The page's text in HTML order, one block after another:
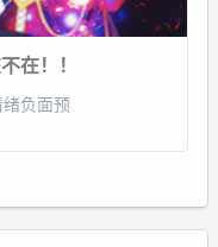
在！！
负面预